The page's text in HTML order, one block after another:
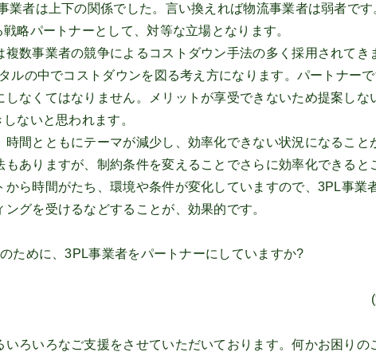
業者は上下の関係でした。言い換えれば物流事業者は弱者です
略パートナーとして、対等な立場となります。
数事業者の競争によるコストダウン手法の多く採用されてき
ルの中でコストダウンを図る考え方になります。パートナー
なくてはなりません。メリットが享受できないため提案しな
ないと思われます。
間とともにテーマが減少し、効率化できない状況になること
ありますが、制約条件を変えることでさらに効率化できると
ら時間がたち、環境や条件が変化していますので、3PL事業
グを受けるなどすることが、効果的です。
ために、3PL事業者をパートナーにしていますか?
ろいろなご支援をさせていただいております。何かお困りの